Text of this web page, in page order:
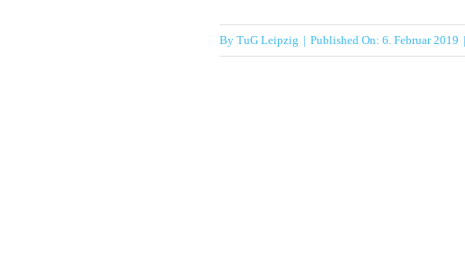
By TuG Leipzig | Published On: 6. Februar 2019 |